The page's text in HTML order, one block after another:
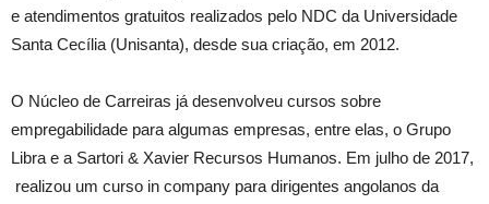
e atendimentos gratuitos realizados pelo NDC da Universidade
Santa Cecília (Unisanta), desde sua criação, em 2012.
O Núcleo de Carreiras já desenvolveu cursos sobre
empregabilidade para algumas empresas, entre elas, o Grupo
Libra e a Sartori & Xavier Recursos Humanos. Em julho de 2017,
realizou um curso in company para dirigentes angolanos da